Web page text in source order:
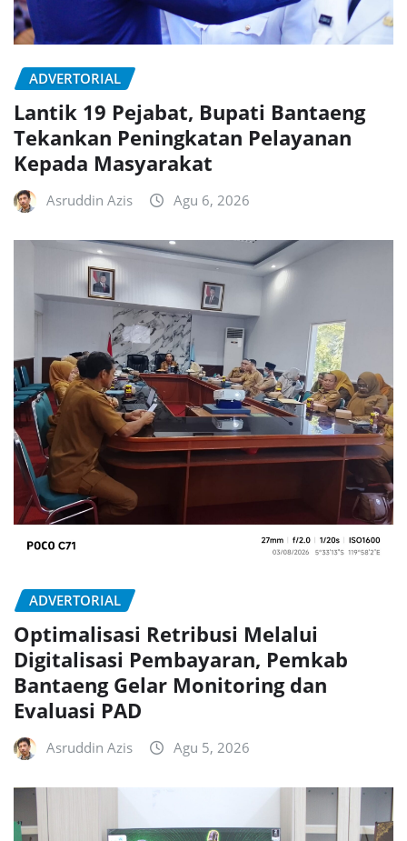
ADVERTORIAL
Lantik 19 Pejabat, Bupati Bantaeng
Tekankan Peningkatan Pelayanan
Kepada Masyarakat
Asruddin Azis Agu 6, 2026
ADVERTORIAL
Optimalisasi Retribusi Melalui
Digitalisasi Pembayaran, Pemkab
Bantaeng Gelar Monitoring dan
Evaluasi PAD
Asruddin Azis Agu 5, 2026